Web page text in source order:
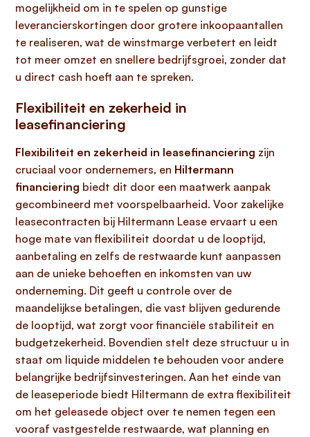
mogelijkheid om in te spelen op gunstige
leverancierskortingen door grotere inkoopaantallen
te realiseren, wat de winstmarge verbetert en leidt
tot meer omzet en snellere bedrijfsgroei, zonder dat
u direct cash hoeft aan te spreken.
Flexibiliteit en zekerheid in
leasefinanciering
Flexibiliteit en zekerheid in leasefinanciering zijn
cruciaal voor ondernemers, en Hiltermann
financiering biedt dit door een maatwerk aanpak
gecombineerd met voorspelbaarheid. Voor zakelijke
leasecontracten bij Hiltermann Lease ervaart u een
hoge mate van flexibiliteit doordat u de looptijd,
aanbetaling en zelfs de restwaarde kunt aanpassen
aan de unieke behoeften en inkomsten van uw
onderneming. Dit geeft u controle over de
maandelijkse betalingen, die vast blijven gedurende
de looptijd, wat zorgt voor financiële stabiliteit en
budgetzekerheid. Bovendien stelt deze structuur u in
staat om liquide middelen te behouden voor andere
belangrijke bedrijfsinvesteringen. Aan het einde van
de leaseperiode biedt Hiltermann de extra flexibiliteit
om het geleasede object over te nemen tegen een
vooraf vastgestelde restwaarde, wat planning en